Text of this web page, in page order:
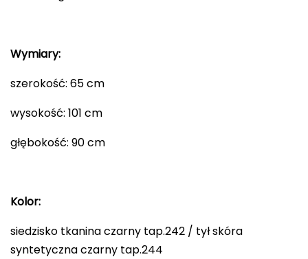
Wymiary:
szerokość: 65 cm
wysokość: 101 cm
głębokość: 90 cm
Kolor:
siedzisko tkanina czarny tap.242 / tył skóra
syntetyczna czarny tap.244